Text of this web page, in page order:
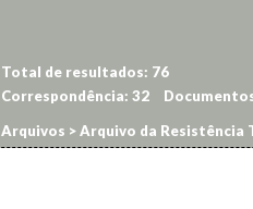
Total de resultados: 76
Correspondência: 32
Arquivos >Arquivo da Resistência